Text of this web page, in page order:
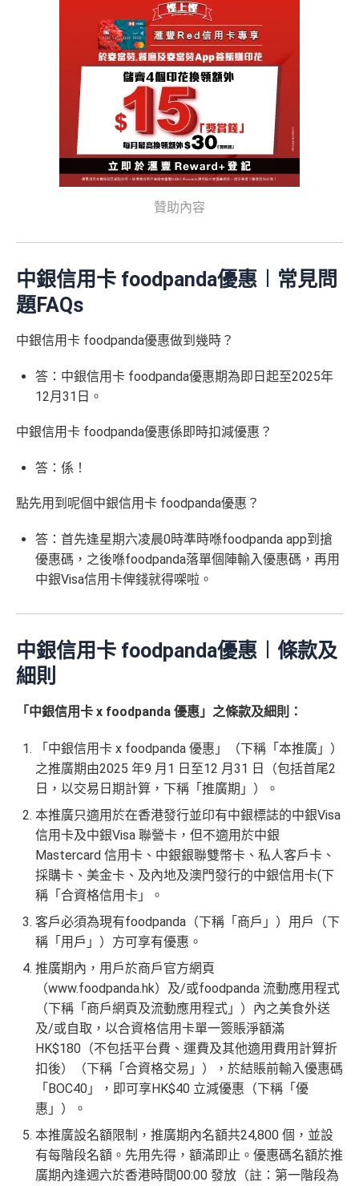
贊助內容
中銀信用卡 foodpanda優惠︱常見問
題FAQs
中銀信用卡 foodpanda優惠做到幾時？
答：中銀信用卡 foodpanda優惠期為即日起至2025年
12月31日。
中銀信用卡 foodpanda優惠係即時扣減優惠？
答：係！
點先用到呢個中銀信用卡 foodpanda優惠？
答：首先逢星期六凌晨0時準時喺foodpanda app到搶
優惠碼，之後喺foodpanda落單個陣輸入優惠碼，再用
中銀Visa信用卡俾錢就得㗎啦。
中銀信用卡 foodpanda優惠︱條款及
細則
「中銀信用卡 x foodpanda 優惠」之條款及細則：
「中銀信用卡 x foodpanda 優惠」（下稱「本推廣」）
之推廣期由2025 年9 月1 日至12 月31 日（包括首尾2
日，以交易日期計算，下稱「推廣期」）。
本推廣只適用於在香港發行並印有中銀標誌的中銀Visa
信用卡及中銀Visa 聯營卡，但不適用於中銀
Mastercard 信用卡、中銀銀聯雙幣卡、私人客戶卡、
採購卡、美金卡、及內地及澳門發行的中銀信用卡(下
稱「合資格信用卡」。
客戶必須為現有foodpanda（下稱「商戶」）用戶（下
稱「用戶」）方可享有優惠。
推廣期內，用戶於商戶官方網頁
（www.foodpanda.hk）及/或foodpanda 流動應用程式
（下稱「商戶網頁及流動應用程式」）內之美食外送
及/或自取，以合資格信用卡單一簽賬淨額滿
HK$180（不包括平台費、運費及其他適用費用計算折
扣後）（下稱「合資格交易」），於結賬前輸入優惠碼
「BOC40」，即可享HK$40 立減優惠（下稱「優
惠」）。
本推廣設名額限制，推廣期內名額共24,800 個，並設
有每階段名額。先用先得，額滿即止。優惠碼名額於推
廣期內逢週六於香港時間00:00 發放（註：第一階段為